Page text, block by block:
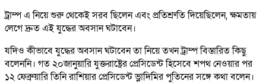
ট্রাম্প এ নিয়ে শুরু থেকেই সরব ছিলেন এবং প্রতিশ্রুতি দিয়েছিলেন, ক্ষমতায়
লেগে দ্রুত এই যুদ্ধের অবসান ঘটাবেন।
যদিও কীভাবে যুদ্ধের অবসান ঘটাবেন তা নিয়ে তখন ট্রাম্প বিস্তারিত কিছু
বলেননি। গত ২০জানুয়ারি যুক্তরাষ্ট্রের প্রেসিডেন্ট হিসেবে শপথ নেওয়ার পর
১২ ফেব্রুয়ারি তিনি রাশিয়ার প্রেসিডেন্ট ভ্লাদিমির পুতিনের সঙ্গে কথা বলেন।